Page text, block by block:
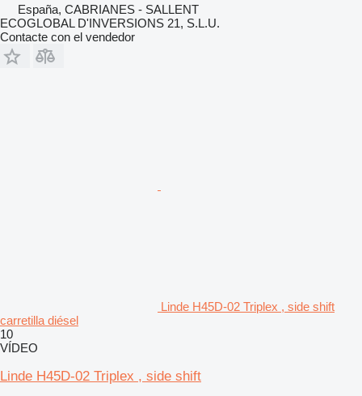
España, CABRIANES - SALLENT
ECOGLOBAL D'INVERSIONS 21, S.L.U.
Contacte con el vendedor
Linde H45D-02 Triplex , side shift
carretilla diésel
10
VÍDEO
Linde H45D-02 Triplex , side shift